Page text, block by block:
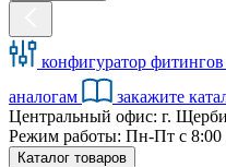
конфигуратор фитингов
аналогам
закажите
Центральный офис: г.
Режим работы: Пн-Пт с 8:00
Каталог товаров